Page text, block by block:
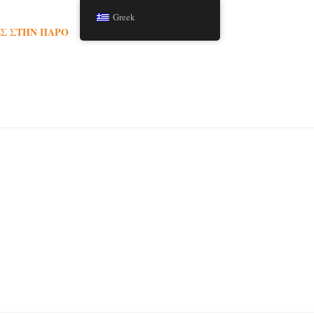
ΣΤΗΝ ΠΆΡΟ
Greek